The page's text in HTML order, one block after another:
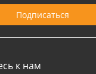
к нам